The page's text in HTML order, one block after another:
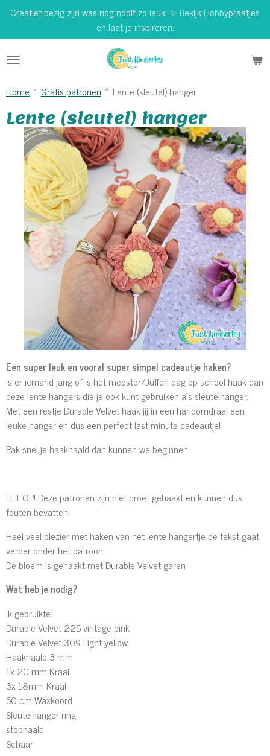
Ga
naar
de
Creatief bezig zijn was nog nooit zo leuk! ✨ Bekijk Hobbypraatjes
en laat je inspireren.
Home » Gratis patronen » Lente (sleutel) hanger
Lente (sleutel) hanger
Een super leuk en vooral super simpel cadeautje haken?
Is er iemand jarig of is het meester/Juffen dag op school haak dan
deze lente hangers die je ook kunt gebruiken als sleutelhanger.
Met een restje Durable Velvet haak jij in een handomdraai een
leuke hanger en dus een perfect last minute cadeautje!
Pak snel je haaknaald dan kunnen we beginnen.
LET OP! Deze patronen zijn niet proef gehaakt en kunnen dus
fouten bevatten!
Heel veel plezier met haken van het lente hangertje de tekst gaat
verder onder het patroon.
De bloem is gehaakt met Durable Velvet garen
Wat heb je nodig?
Ik gebruikte:
Durable Velvet 225 vintage pink
Durable Velvet 309 Light yellow
Haaknaald 3 mm
1x 20 mm Kraal
3x 18mm Kraal
50 cm Waxkoord
Sleutelhanger ring
stopnaald
Schaar